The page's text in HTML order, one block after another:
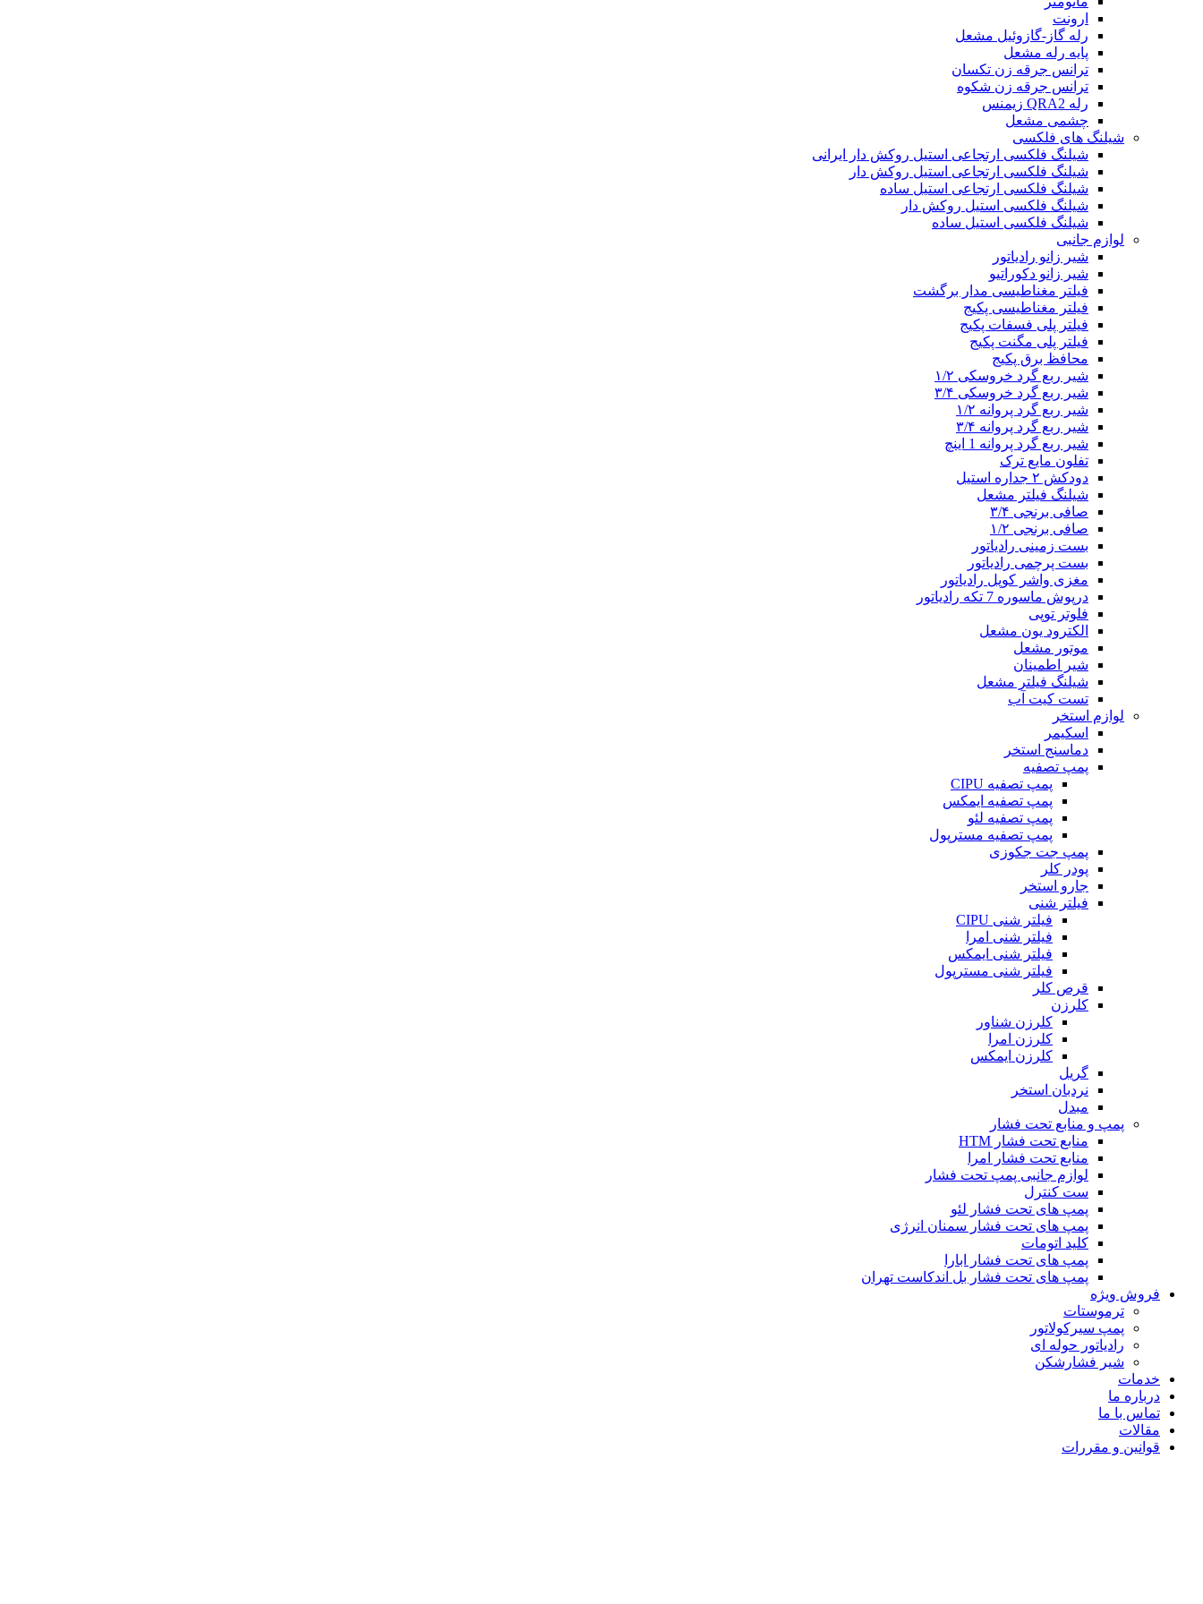
ارونت
رله گاز-گازوئیل مشعل
پایه رله مشعل
ترانس جرقه زن تکسان
ترانس جرقه زن شکوه
رله QRA2 زیمنس
چشمی مشعل
شیلنگ های فلکسی
شیلنگ فلکسی ارتجاعی استیل روکش دار ایرانی
شیلنگ فلکسی ارتجاعی استیل روکش دار
شیلنگ فلکسی ارتجاعی استیل ساده
شیلنگ فلکسی استیل روکش دار
شیلنگ فلکسی استیل ساده
لوازم جانبی
شیر زانو رادیاتور
شیر زانو دکوراتیو
فیلتر مغناطیسی مدار برگشت
فیلتر مغناطیسی پکیج
فیلتر پلی فسفات پکیج
فیلتر پلی مگنت پکیج
محافظ برق پکیج
شیر ربع گرد خروسکی ۱/۲
شیر ربع گرد خروسکی ۳/۴
شیر ربع گرد پروانه ۱/۲
شیر ربع گرد پروانه ۳/۴
شیر ربع گرد پروانه 1 اینچ
تفلون مایع ترک
دودکش ۲ جداره استیل
شیلنگ فیلتر مشعل
صافی برنجی ۳/۴
صافی برنجی ۱/۲
بست زمینی رادیاتور
بست پرچمی رادیاتور
مغزی واشر کوپل رادیاتور
درپوش ماسوره 7 تکه رادیاتور
فلوتر توپی
الکترود یون مشعل
موتور مشعل
شیر اطمینان
شیلنگ فیلتر مشعل
تست کیت آب
لوازم استخر
اسکیمر
دماسنج استخر
پمپ تصفیه
پمپ تصفیه CIPU
پمپ تصفیه ایمکس
پمپ تصفیه لئو
پمپ تصفیه مسترپول
پمپ جت جکوزی
پودر کلر
جارو استخر
فیلتر شنی
فیلتر شنی CIPU
فیلتر شنی امرا
فیلتر شنی ایمکس
فیلتر شنی مسترپول
قرص کلر
کلرزن
کلرزن شناور
کلرزن امرا
کلرزن ایمکس
گریل
نردبان استخر
مبدل
پمپ و منابع تحت فشار
منابع تحت فشار HTM‎
منابع تحت فشار امرا
لوازم جانبی پمپ تحت فشار
ست کنترل
پمپ های تحت فشار لئو
پمپ های تحت فشار سمنان انرژی
کلید اتومات
پمپ های تحت فشار ابارا
پمپ های تحت فشار بل اندکاست تهران
فروش ویژه
ترموستات
پمپ سیرکولاتور
رادیاتور حوله ای
شیر فشارشکن
خدمات
درباره ما
تماس با ما
مقالات
قوانین و مقررات